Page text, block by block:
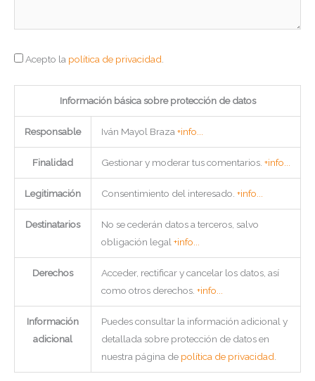
Acepto la política de privacidad.
Información básica sobre protección de datos
Responsable Iván Mayol Braza+info...
Finalidad Gestionar y moderar tus comentarios. +info...
Legitimación Consentimiento del interesado. +info...
Destinatarios
No se cederán datos a terceros, salvo
obligación legal+info...
Derechos
Acceder, rectificar y cancelar los datos, así
como otros derechos. +info...
Información
adicional
Puedes consultar la información adicional y
detallada sobre protección de datos en
nuestra página de política de privacidad.